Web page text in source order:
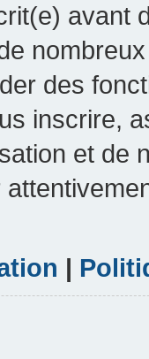
avant
des
inscrire,
et de
|